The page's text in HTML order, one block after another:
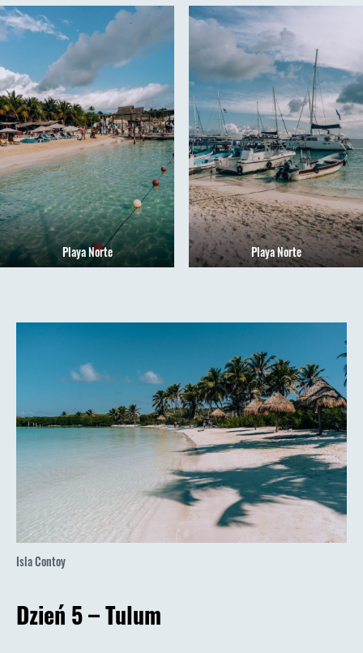
Playa Norte Playa Norte
Isla Contoy
Dzień 5 – Tulum